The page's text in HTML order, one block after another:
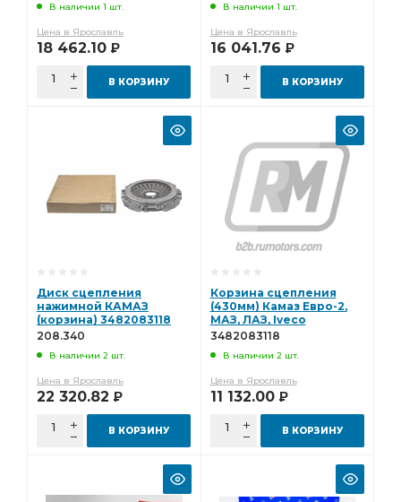
3482123839) Starco
В наличии 1 шт.
Цена в Ярославль
18 462.10 Р
В КОРЗИНУ
В наличии 1 шт.
Цена в Ярославль
16 041.76 Р
В КОРЗИНУ
Диск сцепления
нажимной КАМАЗ
(корзина) 3482083118
(аналог SACHS) (BOVIA,
208.340
В наличии 2 шт.
Цена в Ярославль
22 320.82 Р
В КОРЗИНУ
Корзина сцепления
(430мм) Камаз Евро-2,
МАЗ, ЛАЗ, Iveco
(лепестковая) ZTD
3482083118
В наличии 2 шт.
Цена в Ярославль
11 132.00 Р
В КОРЗИНУ